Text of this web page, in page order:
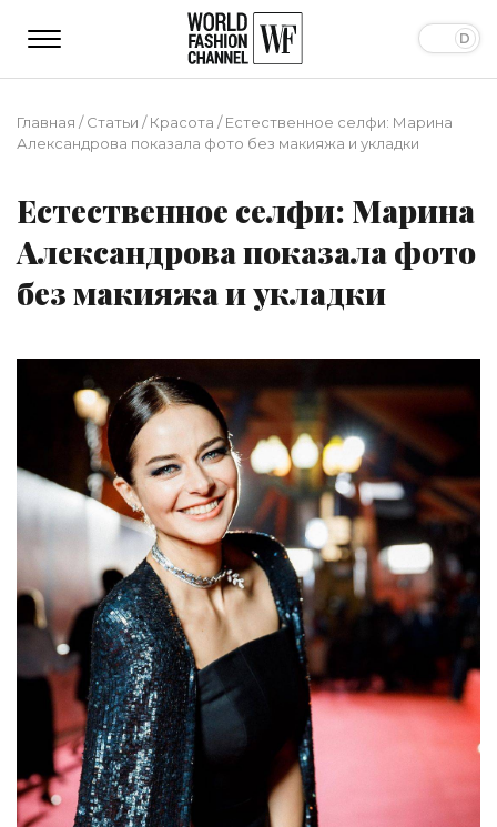
Главная /Статьи /Красота /Естественное селфи: Марина
Александрова показала фото без макияжа и укладки
Естественное селфи: Марина
Александрова показала фото
без макияжа и укладки